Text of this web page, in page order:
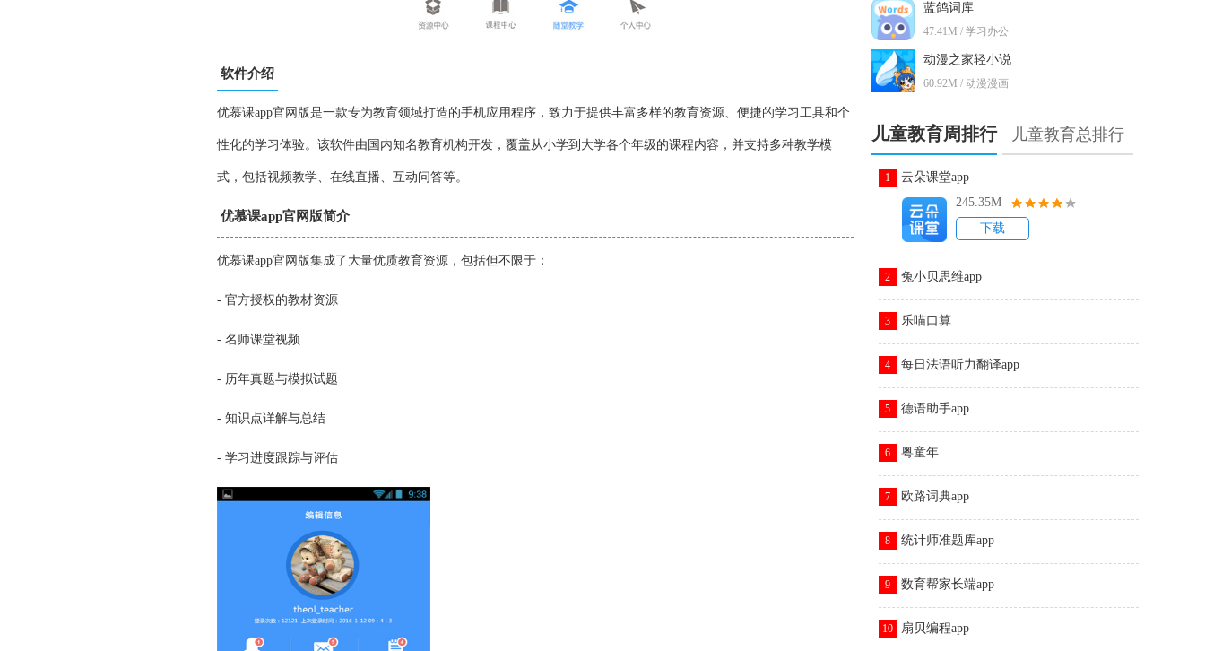
软件介绍
优慕课app官网版是一款专为教育领域打造的手机应用程序，致力于提供丰富多样的教育资源、便捷的学习工具和个
性化的学习体验。该软件由国内知名教育机构开发，覆盖从小学到大学各个年级的课程内容，并支持多种教学模
式，包括视频教学、在线直播、互动问答等。
优慕课app官网版简介
优慕课app官网版集成了大量优质教育资源，包括但不限于：
- 官方授权的教材资源
- 名师课堂视频
- 历年真题与模拟试题
- 知识点详解与总结
- 学习进度跟踪与评估
蓝鸽词库
47.41M / 学习办公
动漫之家轻小说
60.92M / 动漫漫画
儿童教育周排行 儿童教育总排行
1
云朵课堂app
245.35M
下载
2 兔小贝思维app
3 乐喵口算
4 每日法语听力翻译app
5 德语助手app
6 粤童年
7 欧路词典app
8 统计师准题库app
9 数育帮家长端app
10 扇贝编程app